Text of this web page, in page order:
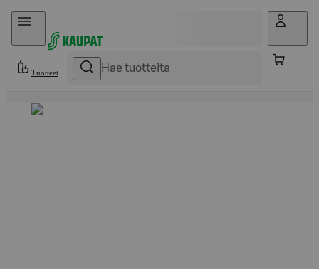
Hyppää sisältöön
Tuotteet